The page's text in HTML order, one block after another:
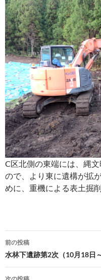
C区北側の東端には、縄
ので、より東に遺構が拡
めに、重機による表土掘
投
稿
ナ
前の投稿
水林下遺跡第2次（10月18日